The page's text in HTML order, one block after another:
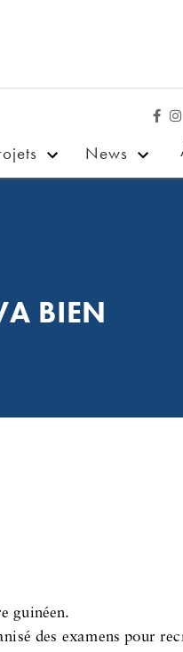
 
News
BIEN
guinéen.
des examens pour